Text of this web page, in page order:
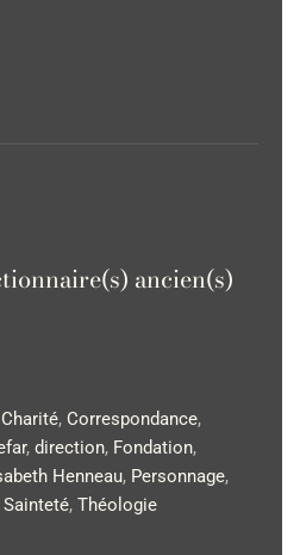
ancien(s)
Charité, Correspondance,
, direction, Fondation,
Henneau, Personnage,
Sainteté, Théologie